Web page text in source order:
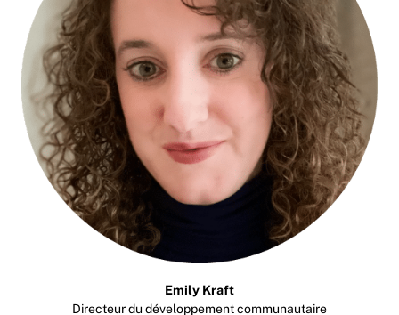
Emily Kraft
Directeur du développement communautaire